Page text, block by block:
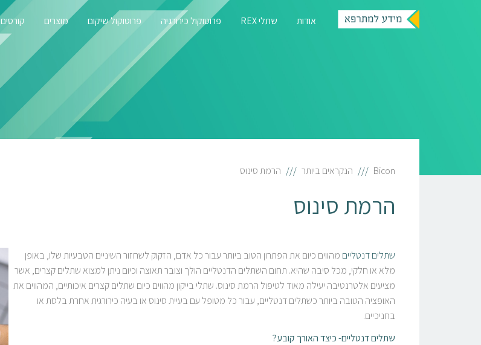
אודות שתלי REX פרוטוקול כירורגיה פרוטוקול שיקום מוצרים קורסים
Bicon הנקראים ביותר הרמת סינוס
הרמת סינוס
שתלים דנטליים מהווים כיום את הפתרון הטוב ביותר עבור כל אדם, הזקוק לשחזור השיניים הטבעיות שלו, באופן
מלא או חלקי, מכל סיבה שהיא. תחום השתלים הדנטליים הולך וצובר תאוצה וכיום ניתן למצוא שתלים קצרים, אשר
מציעים אלטרנטיבה יעילה מאוד לטיפול הרמת סינוס. שתלי בייקון מהווים כיום שתלים קצרים איכותיים, המהווים את
האופציה הטובה ביותר כשתלים דנטליים, עבור כל מטופל עם בעיית סינוס או בעיה כירורגית אחרת בלסת או
בחניכיים.
שתלים דנטליים- כיצד האורך קובע?